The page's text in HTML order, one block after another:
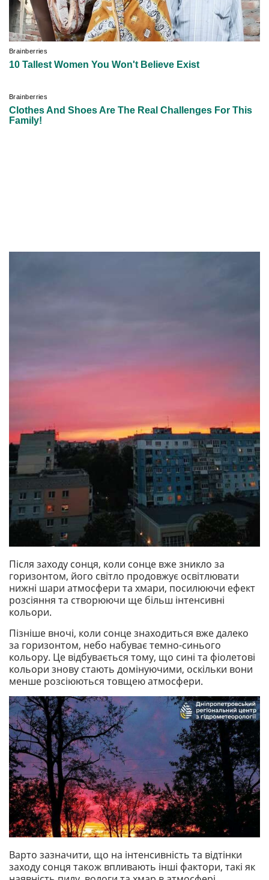
Після заходу сонця, коли сонце вже зникло за
горизонтом, його світло продовжує освітлювати
нижні шари атмосфери та хмари, посилюючи ефект
розсіяння та створюючи ще більш інтенсивні
кольори.
Пізніше вночі, коли сонце знаходиться вже далеко
за горизонтом, небо набуває темно-синього
кольору. Це відбувається тому, що сині та фіолетові
кольори знову стають домінуючими, оскільки вони
менше розсіюються товщею атмосфери.
Варто зазначити, що на інтенсивність та відтінки
заходу сонця також впливають інші фактори, такі як